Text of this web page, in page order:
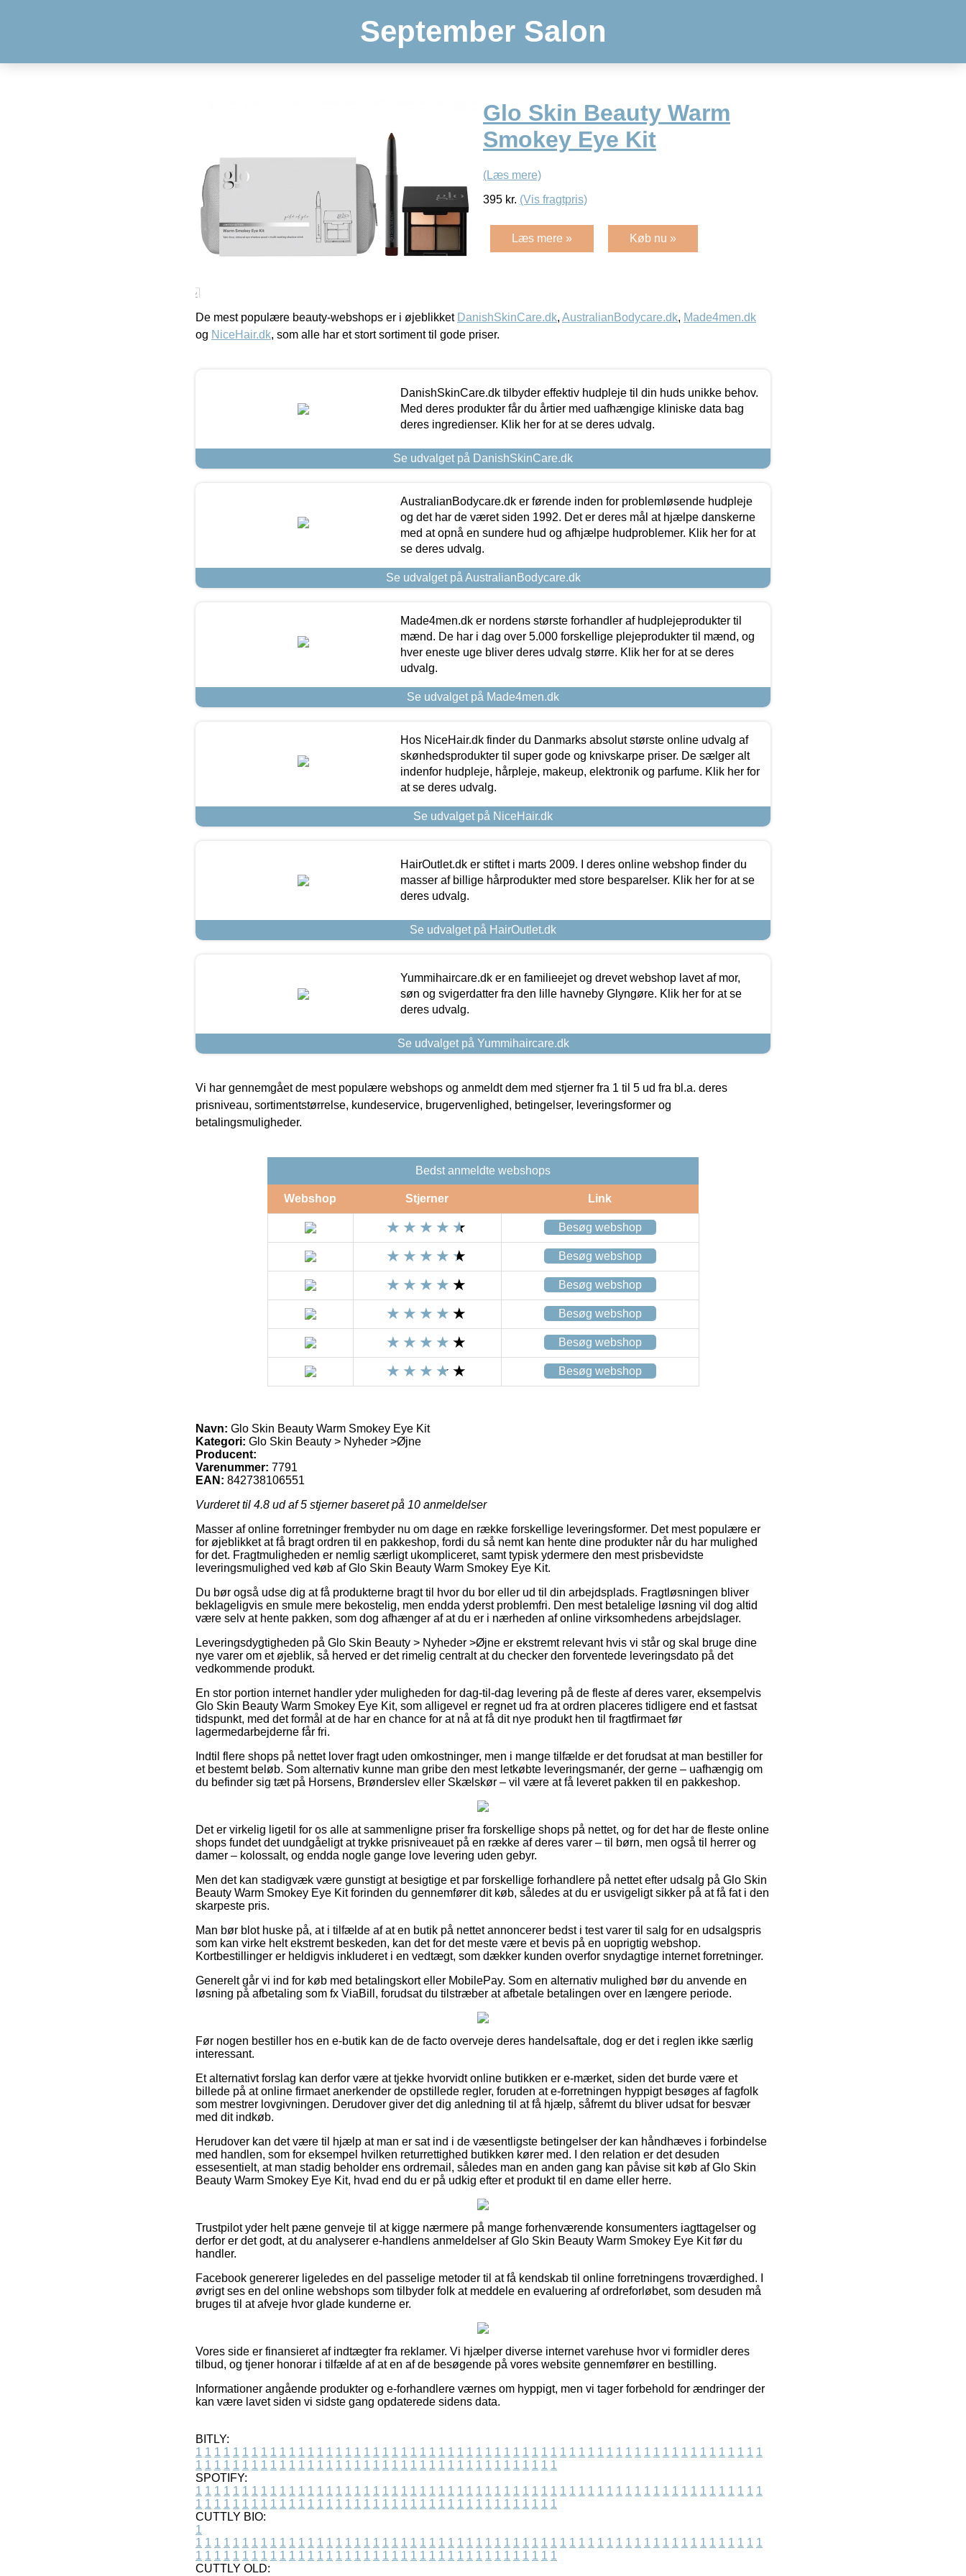
September Salon
Glo Skin Beauty Warm
Smokey Eye Kit
(Læs mere)
395 kr. (Vis fragtpris)
Læs mere » Køb nu »
De mest populære beauty-webshops er i øjeblikket DanishSkinCare.dk, AustralianBodycare.dk, Made4men.dk
og NiceHair.dk, som alle har et stort sortiment til gode priser.
DanishSkinCare.dk tilbyder effektiv hudpleje til din huds unikke behov.
Med deres produkter får du årtier med uafhængige kliniske data bag
deres ingredienser. Klik her for at se deres udvalg.
Se udvalget på DanishSkinCare.dk
AustralianBodycare.dk er førende inden for problemløsende hudpleje
og det har de været siden 1992. Det er deres mål at hjælpe danskerne
med at opnå en sundere hud og afhjælpe hudproblemer. Klik her for at
se deres udvalg.
Se udvalget på AustralianBodycare.dk
Made4men.dk er nordens største forhandler af hudplejeprodukter til
mænd. De har i dag over 5.000 forskellige plejeprodukter til mænd, og
hver eneste uge bliver deres udvalg større. Klik her for at se deres
udvalg.
Se udvalget på Made4men.dk
Hos NiceHair.dk finder du Danmarks absolut største online udvalg af
skønhedsprodukter til super gode og knivskarpe priser. De sælger alt
indenfor hudpleje, hårpleje, makeup, elektronik og parfume. Klik her for
at se deres udvalg.
Se udvalget på NiceHair.dk
HairOutlet.dk er stiftet i marts 2009. I deres online webshop finder du
masser af billige hårprodukter med store besparelser. Klik her for at se
deres udvalg.
Se udvalget på HairOutlet.dk
Yummihaircare.dk er en familieejet og drevet webshop lavet af mor,
søn og svigerdatter fra den lille havneby Glyngøre. Klik her for at se
deres udvalg.
Se udvalget på Yummihaircare.dk
Vi har gennemgået de mest populære webshops og anmeldt dem med stjerner fra 1 til 5 ud fra bl.a. deres
prisniveau, sortimentstørrelse, kundeservice, brugervenlighed, betingelser, leveringsformer og
betalingsmuligheder.
Bedst anmeldte webshops
Webshop Stjerner Link
Besøg webshop
Besøg webshop
Besøg webshop
Besøg webshop
Besøg webshop
Besøg webshop
Navn: Glo Skin Beauty Warm Smokey Eye Kit
Kategori: Glo Skin Beauty > Nyheder >Øjne
Producent:
Varenummer: 7791
EAN: 842738106551
Vurderet til 4.8 ud af 5 stjerner baseret på 10 anmeldelser
Masser af online forretninger frembyder nu om dage en række forskellige leveringsformer. Det mest populære er
for øjeblikket at få bragt ordren til en pakkeshop, fordi du så nemt kan hente dine produkter når du har mulighed
for det. Fragtmuligheden er nemlig særligt ukompliceret, samt typisk ydermere den mest prisbevidste
leveringsmulighed ved køb af Glo Skin Beauty Warm Smokey Eye Kit.
Du bør også udse dig at få produkterne bragt til hvor du bor eller ud til din arbejdsplads. Fragtløsningen bliver
beklageligvis en smule mere bekostelig, men endda yderst problemfri. Den mest betalelige løsning vil dog altid
være selv at hente pakken, som dog afhænger af at du er i nærheden af online virksomhedens arbejdslager.
Leveringsdygtigheden på Glo Skin Beauty > Nyheder >Øjne er ekstremt relevant hvis vi står og skal bruge dine
nye varer om et øjeblik, så herved er det rimelig centralt at du checker den forventede leveringsdato på det
vedkommende produkt.
En stor portion internet handler yder muligheden for dag-til-dag levering på de fleste af deres varer, eksempelvis
Glo Skin Beauty Warm Smokey Eye Kit, som alligevel er regnet ud fra at ordren placeres tidligere end et fastsat
tidspunkt, med det formål at de har en chance for at nå at få dit nye produkt hen til fragtfirmaet før
lagermedarbejderne får fri.
Indtil flere shops på nettet lover fragt uden omkostninger, men i mange tilfælde er det forudsat at man bestiller for
et bestemt beløb. Som alternativ kunne man gribe den mest letkøbte leveringsmanér, der gerne – uafhængig om
du befinder sig tæt på Horsens, Brønderslev eller Skælskør – vil være at få leveret pakken til en pakkeshop.
Det er virkelig ligetil for os alle at sammenligne priser fra forskellige shops på nettet, og for det har de fleste online
shops fundet det uundgåeligt at trykke prisniveauet på en række af deres varer – til børn, men også til herrer og
damer – kolossalt, og endda nogle gange love levering uden gebyr.
Men det kan stadigvæk være gunstigt at besigtige et par forskellige forhandlere på nettet efter udsalg på Glo Skin
Beauty Warm Smokey Eye Kit forinden du gennemfører dit køb, således at du er usvigeligt sikker på at få fat i den
skarpeste pris.
Man bør blot huske på, at i tilfælde af at en butik på nettet annoncerer bedst i test varer til salg for en udsalgspris
som kan virke helt ekstremt beskeden, kan det for det meste være et bevis på en uoprigtig webshop.
Kortbestillinger er heldigvis inkluderet i en vedtægt, som dækker kunden overfor snydagtige internet forretninger.
Generelt går vi ind for køb med betalingskort eller MobilePay. Som en alternativ mulighed bør du anvende en
løsning på afbetaling som fx ViaBill, forudsat du tilstræber at afbetale betalingen over en længere periode.
Før nogen bestiller hos en e-butik kan de de facto overveje deres handelsaftale, dog er det i reglen ikke særlig
interessant.
Et alternativt forslag kan derfor være at tjekke hvorvidt online butikken er e-mærket, siden det burde være et
billede på at online firmaet anerkender de opstillede regler, foruden at e-forretningen hyppigt besøges af fagfolk
som mestrer lovgivningen. Derudover giver det dig anledning til at få hjælp, såfremt du bliver udsat for besvær
med dit indkøb.
Herudover kan det være til hjælp at man er sat ind i de væsentligste betingelser der kan håndhæves i forbindelse
med handlen, som for eksempel hvilken returrettighed butikken kører med. I den relation er det desuden
essesentielt, at man stadig beholder ens ordremail, således man en anden gang kan påvise sit køb af Glo Skin
Beauty Warm Smokey Eye Kit, hvad end du er på udkig efter et produkt til en dame eller herre.
Trustpilot yder helt pæne genveje til at kigge nærmere på mange forhenværende konsumenters iagttagelser og
derfor er det godt, at du analyserer e-handlens anmeldelser af Glo Skin Beauty Warm Smokey Eye Kit før du
handler.
Facebook genererer ligeledes en del passelige metoder til at få kendskab til online forretningens troværdighed. I
øvrigt ses en del online webshops som tilbyder folk at meddele en evaluering af ordreforløbet, som desuden må
bruges til at afveje hvor glade kunderne er.
Vores side er finansieret af indtægter fra reklamer. Vi hjælper diverse internet varehuse hvor vi formidler deres
tilbud, og tjener honorar i tilfælde af at en af de besøgende på vores website gennemfører en bestilling.
Informationer angående produkter og e-forhandlere værnes om hyppigt, men vi tager forbehold for ændringer der
kan være lavet siden vi sidste gang opdaterede sidens data.
BITLY:
1 1 1 1 1 1 1 1 1 1 1 1 1 1 1 1 1 1 1 1 1 1 1 1 1 1 1 1 1 1 1 1 1 1 1 1 1 1 1 1 1 1 1 1 1 1 1 1 1 1 1 1 1 1 1 1 1 1 1 1 1
1 1 1 1 1 1 1 1 1 1 1 1 1 1 1 1 1 1 1 1 1 1 1 1 1 1 1 1 1 1 1 1 1 1 1 1 1 1 1
SPOTIFY:
1 1 1 1 1 1 1 1 1 1 1 1 1 1 1 1 1 1 1 1 1 1 1 1 1 1 1 1 1 1 1 1 1 1 1 1 1 1 1 1 1 1 1 1 1 1 1 1 1 1 1 1 1 1 1 1 1 1 1 1 1
1 1 1 1 1 1 1 1 1 1 1 1 1 1 1 1 1 1 1 1 1 1 1 1 1 1 1 1 1 1 1 1 1 1 1 1 1 1 1
CUTTLY BIO:
1
1 1 1 1 1 1 1 1 1 1 1 1 1 1 1 1 1 1 1 1 1 1 1 1 1 1 1 1 1 1 1 1 1 1 1 1 1 1 1 1 1 1 1 1 1 1 1 1 1 1 1 1 1 1 1 1 1 1 1 1 1
1 1 1 1 1 1 1 1 1 1 1 1 1 1 1 1 1 1 1 1 1 1 1 1 1 1 1 1 1 1 1 1 1 1 1 1 1 1 1
CUTTLY OLD: